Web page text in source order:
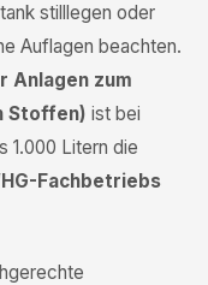
stilllegen oder
Auflagen beachten.
Anlagen zum
Stoffen) ist bei
1.000 Litern die
Fachbetriebs